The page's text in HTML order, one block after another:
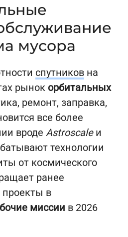
мусора
спутников на
рынок орбитальных
ремонт, заправка,
все более
вроде Astroscaleи
технологии
от космического
ранее
в
миссии в 2026